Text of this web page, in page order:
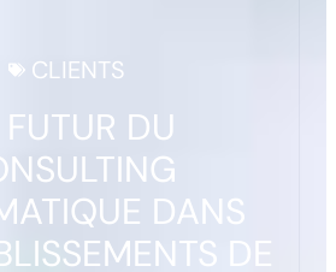
CLIENTS
FUTUR DU
DANS
DE